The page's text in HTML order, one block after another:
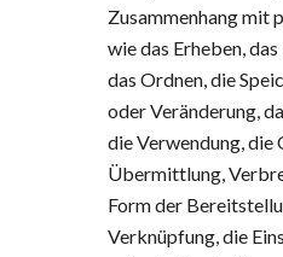
Zusammenhang mit
wie das Erheben,
das Ordnen, die
oder Veränderung,
die Verwendung,
Übermittlung,
Form der
Verknüpfung, die